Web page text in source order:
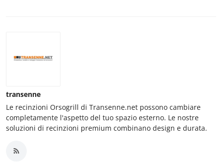
transenne
Le recinzioni Orsogrill di Transenne.net possono cambiare
completamente l'aspetto del tuo spazio esterno. Le nostre
soluzioni di recinzioni premium combinano design e durata.